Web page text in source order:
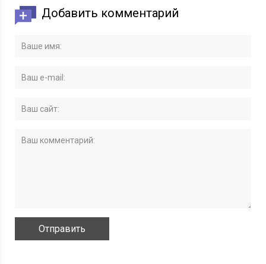
Добавить комментарий